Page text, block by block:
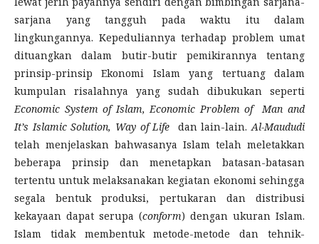
sarjana yang tangguh pada waktu itu dalam
lingkungannya. Kepeduliannya terhadap problem umat
dituangkan dalam butir-butir pemikirannya tentang
prinsip-prinsip Ekonomi Islam yang tertuang dalam
kumpulan risalahnya yang sudah dibukukan seperti
Economic System of Islam, Economic Problem of Man and
It’s Islamic Solution, Way of Life
dan lain-lain.Al-Maududi
telah menjelaskan bahwasanya Islam telah meletakkan
beberapa prinsip dan menetapkan batasan-batasan
tertentu untuk melaksanakan kegiatan ekonomi sehingga
segala bentuk produksi, pertukaran dan distribusi
kekayaan dapat serupa (conform) dengan ukuran Islam.
Islam tidak membentuk metode-metode dan tehnik-